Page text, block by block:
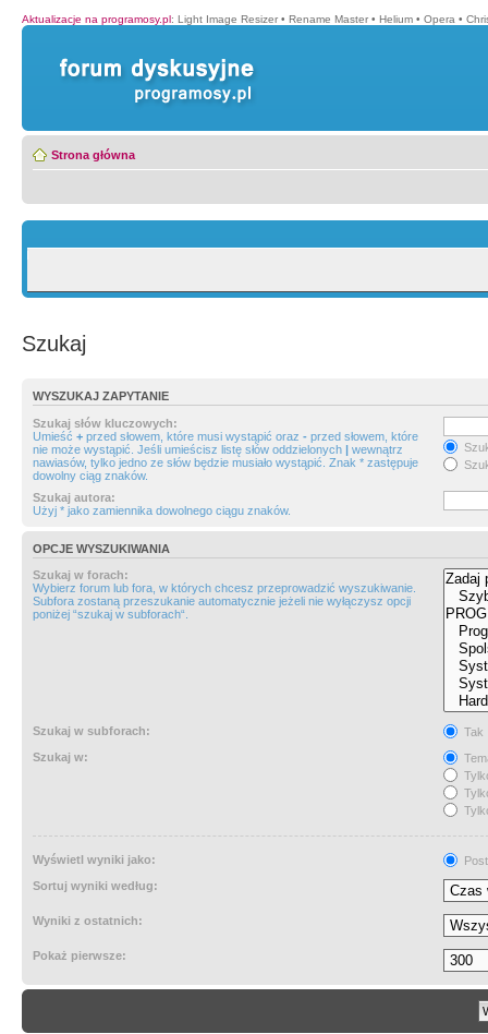
Aktualizacje na programosy.pl: Light Image Resizer • Rename Master • Helium • Opera •
Strona główna
Szukaj
WYSZUKAJ ZAPYTANIE
Szukaj słów kluczowych:
Umieść + przed słowem, które musi wystąpić oraz - przed słowem, które
nie może wystąpić. Jeśli umieścisz listę słów oddzielonych | wewnątrz
nawiasów, tylko jedno ze słów będzie musiało wystąpić. Znak * zastępuje
dowolny ciąg znaków.
Szukaj autora:
Użyj * jako zamiennika dowolnego ciągu znaków.
OPCJE WYSZUKIWANIA
Szukaj w forach:
Wybierz forum lub fora, w których chcesz przeprowadzić wyszukiwanie.
Subfora zostaną przeszukanie automatycznie jeżeli nie wyłączysz opcji
poniżej “szukaj w subforach“.
Szukaj w subforach:
Tak
Szukaj w:
Wyświetl wyniki jako:
Sortuj wyniki według:
Wyniki z ostatnich:
Pokaż pierwsze: